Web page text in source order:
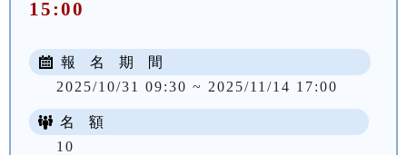
15:00
報 名 期 間
2025/10/31 09:30 ~ 2025/11/14 17:00
名 額
10